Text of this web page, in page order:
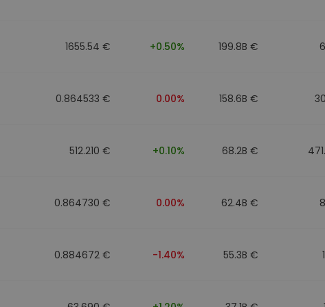
1655.54 € +0.50% 199.8B €
0.864533 € 0.00% 158.6B €
512.210 € +0.10% 68.2B €
0.864730 € 0.00% 62.4B €
0.884672 € -1.40% 55.3B €